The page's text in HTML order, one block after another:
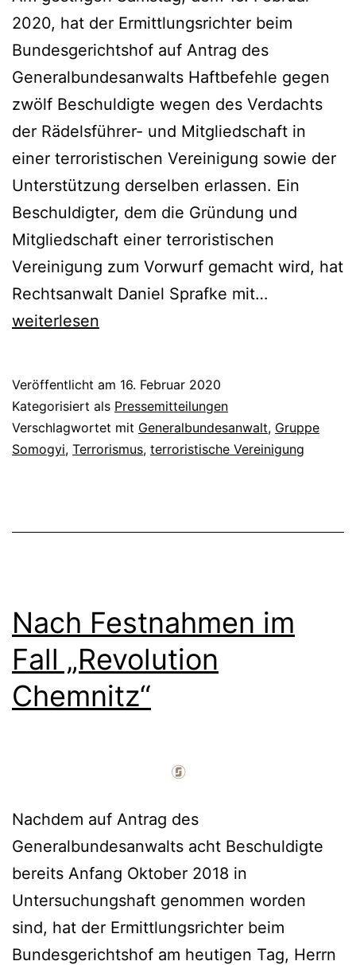
2020, hat der Ermittlungsrichter beim
Bundesgerichtshof auf Antrag des
Generalbundesanwalts Haftbefehle gegen
zwölf Beschuldigte wegen des Verdachts
der Rädelsführer- und Mitgliedschaft in
einer terroristischen Vereinigung sowie der
Unterstützung derselben erlassen. Ein
Beschuldigter, dem die Gründung und
Mitgliedschaft einer terroristischen
Vereinigung zum Vorwurf gemacht wird, hat
Rechtsanwalt Daniel Sprafke mit…
weiterlesen
Veröffentlicht am 16. Februar 2020
Kategorisiert als Pressemitteilungen
Verschlagwortet mit Generalbundesanwalt, Gruppe
Somogyi, Terrorismus, terroristische Vereinigung
Nach Festnahmen im
Fall „Revolution
Chemnitz“
Nachdem auf Antrag des
Generalbundesanwalts acht Beschuldigte
bereits Anfang Oktober 2018 in
Untersuchungshaft genommen worden
sind, hat der Ermittlungsrichter beim
Bundesgerichtshof am heutigen Tag, Herrn